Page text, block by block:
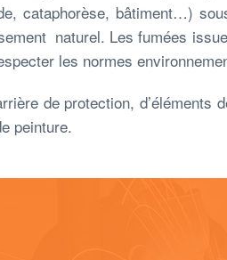
cataphorèse, bâtiment…)
naturel. Les fumées
les normes
de protection,
peinture.